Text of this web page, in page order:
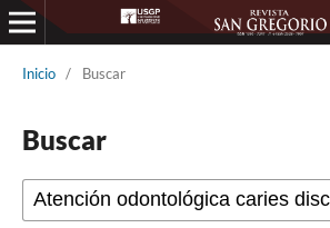
Inicio / Buscar
Buscar